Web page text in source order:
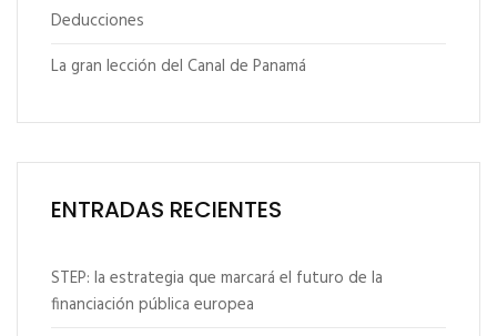
Deducciones
La gran lección del Canal de Panamá
ENTRADAS RECIENTES
STEP: la estrategia que marcará el futuro de la
financiación pública europea